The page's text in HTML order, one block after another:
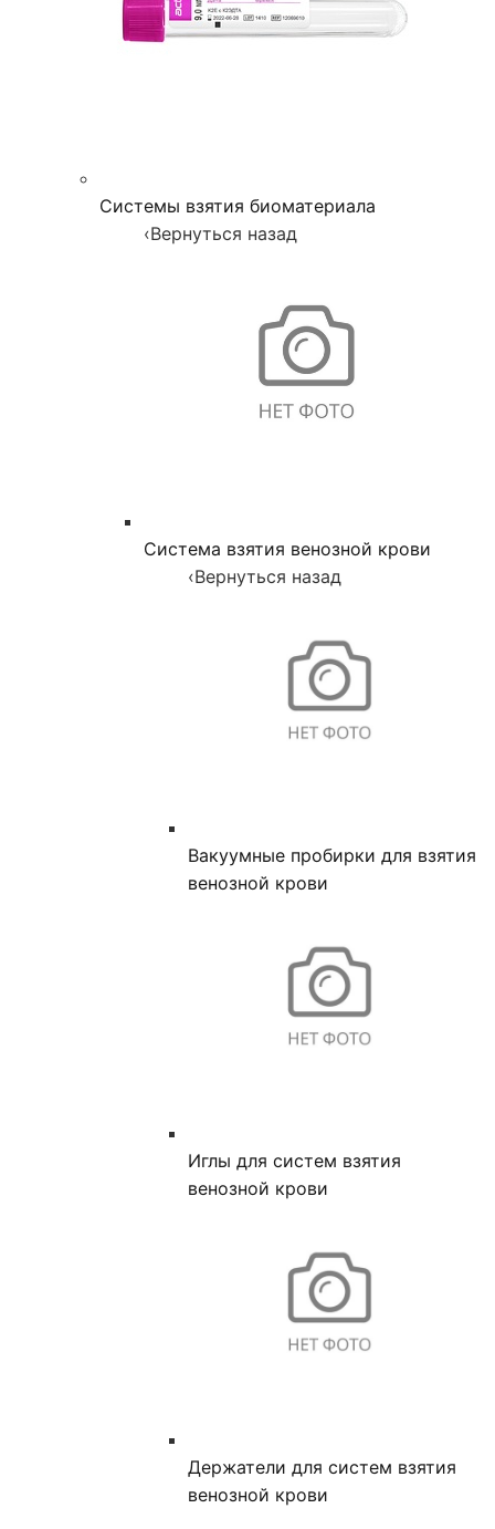
Системы взятия биоматериала
‹Вернуться назад
Система взятия венозной крови
‹Вернуться назад
Вакуумные пробирки для взятия
венозной крови
Иглы для систем взятия
венозной крови
Держатели для систем взятия
венозной крови